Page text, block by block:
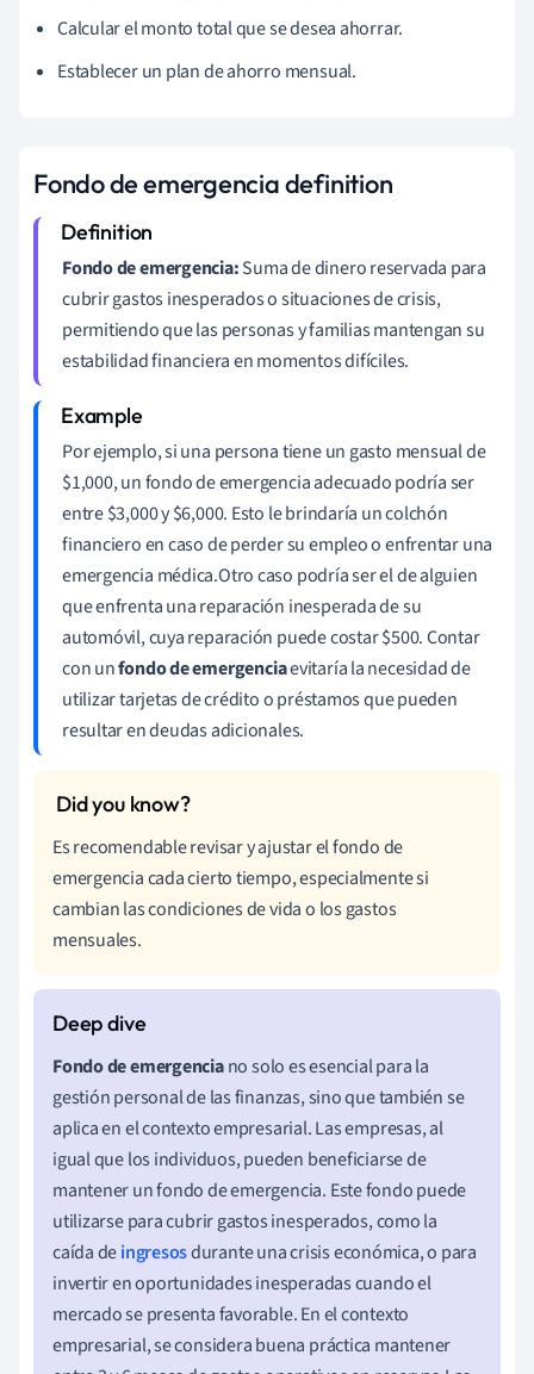
Calcular el monto total que se desea ahorrar.
Establecer un plan de ahorro mensual.
Fondo de emergencia definition
Fondo de emergencia:Suma de dinero reservada para
cubrir gastos inesperados o situaciones de crisis,
permitiendo que las personas y familias mantengan su
estabilidad financiera en momentos difíciles.
Por ejemplo, si una persona tiene un gasto mensual de
$1,000, un fondo de emergencia adecuado podría ser
entre $3,000 y $6,000. Esto le brindaría un colchón
financiero en caso de perder su empleo o enfrentar una
emergencia médica.Otro caso podría ser el de alguien
que enfrenta una reparación inesperada de su
automóvil, cuya reparación puede costar $500. Contar
con unfondo de emergenciaevitaría la necesidad de
utilizar tarjetas de crédito o préstamos que pueden
resultar en deudas adicionales.
Es recomendable revisar y ajustar el fondo de
emergencia cada cierto tiempo, especialmente si
cambian las condiciones de vida o los gastos
mensuales.
Fondo de emergenciano solo es esencial para la
gestión personal de las finanzas, sino que también se
aplica en el contexto empresarial. Las empresas, al
igual que los individuos, pueden beneficiarse de
mantener un fondo de emergencia. Este fondo puede
utilizarse para cubrir gastos inesperados, como la
caída deingresosdurante una crisis económica, o para
invertir en oportunidades inesperadas cuando el
mercado se presenta favorable. En el contexto
empresarial, se considera buena práctica mantener